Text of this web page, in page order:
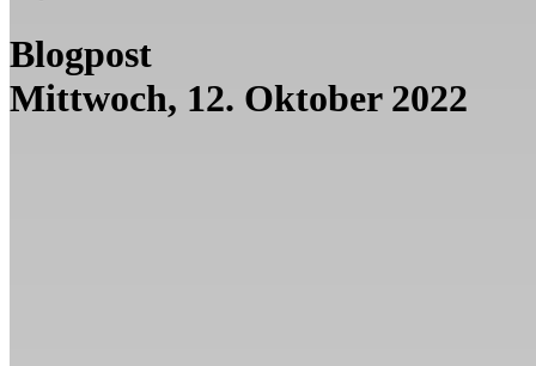
Blogpost
Mittwoch, 12. Oktober 2022